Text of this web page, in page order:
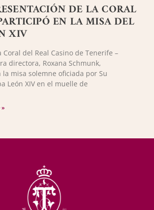
DE LA CORAL
EN LA MISA DEL
XIV
del Real Casino de Tenerife –
directora, Roxana Schmunk,
misa solemne oficiada por Su
León XIV en el muelle de
»